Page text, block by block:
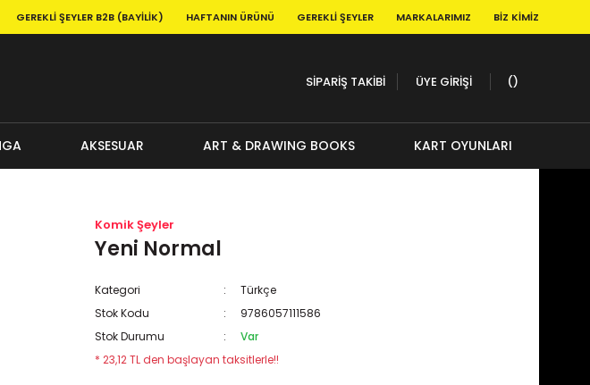
GEREKLI ŞEYLER B2B (BAYILIK) HAFTANIN ÜRÜNÜ GEREKLI ŞEYLER MARKALARIMIZ BIZ KIMIZ
SİPARİŞ TAKİBİ ÜYE GİRİŞİ
AKSESUAR ART & DRAWING BOOKS KART OYUNLARI
Komik Şeyler
Yeni Normal
Kategori
Türkçe
Stok Kodu
9786057111586
Stok Durumu
Var
* 23,12 TL den başlayan taksitlerle!!